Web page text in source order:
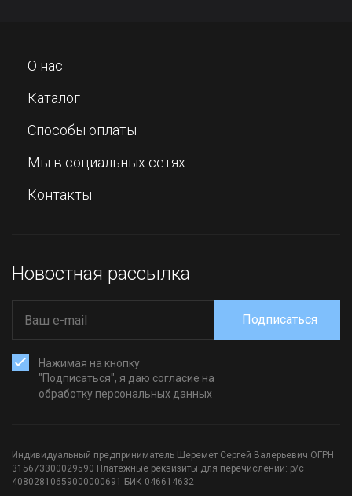
О нас
Каталог
Способы оплаты
Мы в социальных сетях
Контакты
Новостная рассылка
Нажимая на кнопку
"Подписаться", я даю согласие на
обработку персональных данных
Подписаться
Индивидуальный предприниматель Шеремет Сергей Валерьевич ОГРН
315673300029590 Платежные реквизиты для перечислений: р/с
40802810659000000691 БИК 046614632